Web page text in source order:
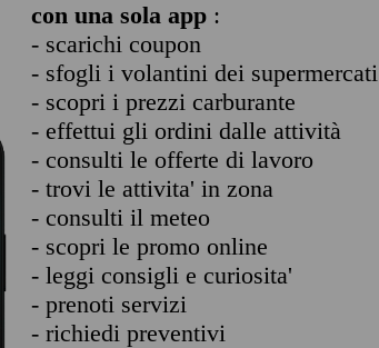
con una sola app :
- scarichi coupon
- sfogli i volantini dei supermercati
- scopri i prezzi carburante
- effettui gli ordini dalle attività
- consulti le offerte di lavoro
- trovi le attivita' in zona
- consulti il meteo
- scopri le promo online
- leggi consigli e curiosita'
- prenoti servizi
- richiedi preventivi